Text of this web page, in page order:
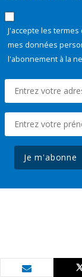
J'accepte les termes
mes données
l'abonnement à la
Je m'abonne